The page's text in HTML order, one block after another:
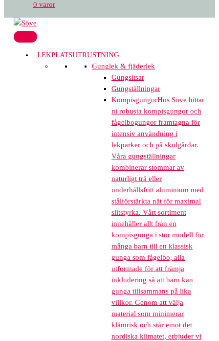
0 varor
LEKPLATSUTRUSTNING
Gunglek & fjäderlek
Gungsitsar
Gungställningar
KompisgungorHos Söve hittar
ni robusta kompisgungor och
fågelbogungor framtagna för
intensiv användning i
lekparker och på skolgårdar.
Våra gungställningar
kombinerar stommar av
naturligt trä eller
underhållsfritt aluminium med
stålförstärkta nät för maximal
slitstyrka. Vårt sortiment
innehåller allt från en
kompisgunga i stor modell för
många barn till en klassisk
gunga som fågelbo, alla
utformade för att främja
inkludering så att barn kan
gunga tillsammans på lika
villkor. Genom att välja
material som minimerar
klämrisk och står emot det
nordiska klimatet, erbjuder vi